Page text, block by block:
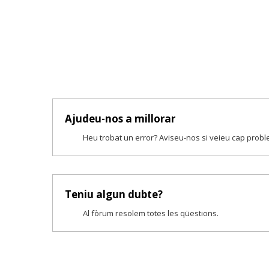
Ajudeu-nos a millorar
Heu trobat un error? Aviseu-nos si veieu cap
Teniu algun dubte?
Al fòrum resolem totes les qüestions.